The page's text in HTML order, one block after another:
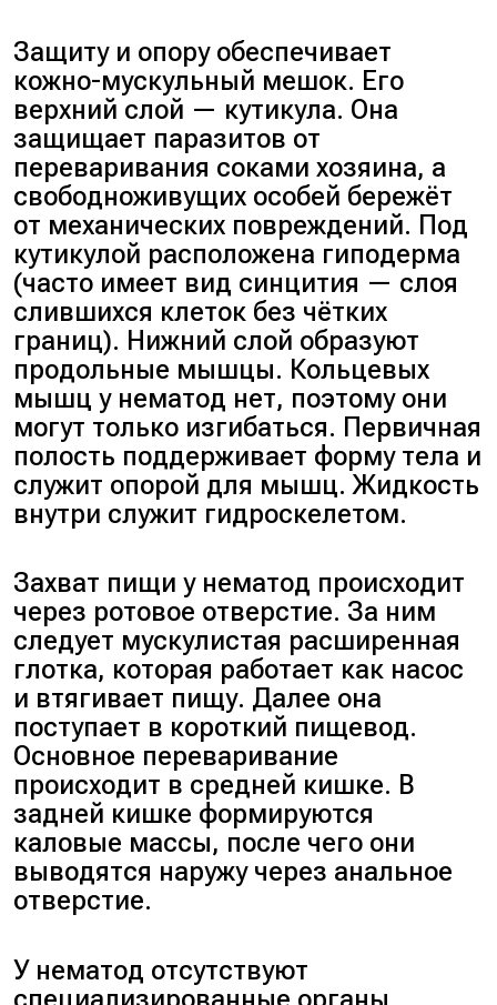
Защиту и опору обеспечивает
кожно-мускульный мешок. Его
верхний слой — кутикула. Она
защищает паразитов от
переваривания соками хозяина, а
свободноживущих особей бережёт
от механических повреждений. Под
кутикулой расположена гиподерма
(часто имеет вид синцития — слоя
слившихся клеток без чётких
границ). Нижний слой образуют
продольные мышцы. Кольцевых
мышц у нематод нет, поэтому они
могут только изгибаться. Первичная
полость поддерживает форму тела и
служит опорой для мышц. Жидкость
внутри служит гидроскелетом.
Захват пищи у нематод происходит
через ротовое отверстие. За ним
следует мускулистая расширенная
глотка, которая работает как насос
и втягивает пищу. Далее она
поступает в короткий пищевод.
Основное переваривание
происходит в средней кишке. В
задней кишке формируются
каловые массы, после чего они
выводятся наружу через анальное
отверстие.
У нематод отсутствуют